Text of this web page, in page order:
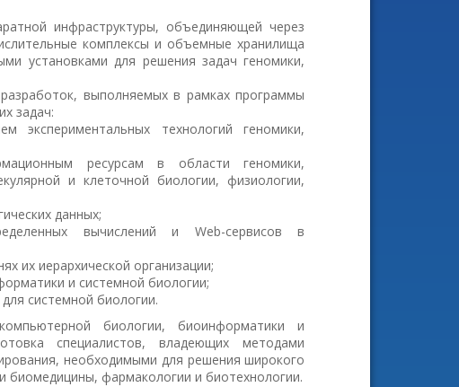
инфраструктуры, объединяющей через
комплексы и объемные хранилища
установками для решения задач геномики,
выполняемых в рамках программы
задач:
экспериментальных технологий геномики,
ресурсам в области геномики,
и клеточной биологии, физиологии,
данных;
вычислений и Web-сервисов в
их иерархической организации;
и системной биологии;
системной биологии.
биологии, биоинформатики и
специалистов, владеющих методами
необходимыми для решения широкого
биомедицины, фармакологии и биотехнологии.